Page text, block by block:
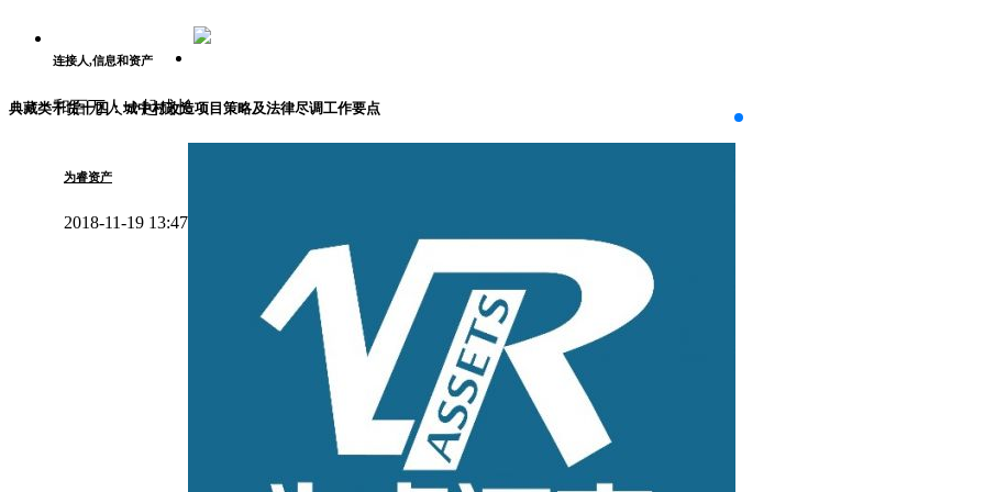
连接人,信息和资产
和百万人一起成长
典藏类干货十四：城中村改造项目策略及法律尽调工作要点
为睿资产
2018-11-19 13:47